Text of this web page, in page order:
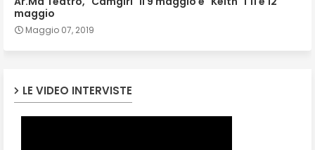
maggio
Maggio 07, 2019
LE VIDEO INTERVISTE